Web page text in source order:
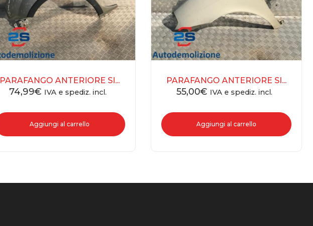
PARAFANGO ANTERIORE SI...
74,99€ IVA e spediz. incl.
Aggiungi al carrello
PARAFANGO ANTERIORE SI...
55,00€ IVA e spediz. incl.
Aggiungi al carrello